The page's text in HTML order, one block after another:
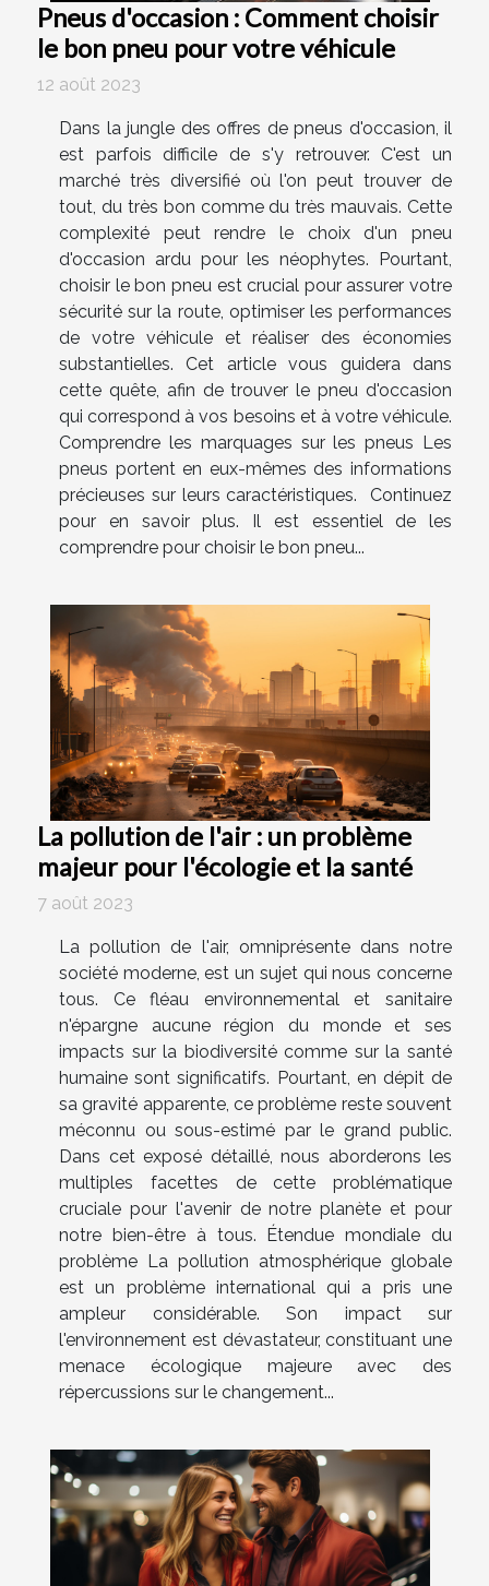
Pneus d'occasion : Comment choisir
le bon pneu pour votre véhicule
12 août 2023
Dans la jungle des offres de pneus d'occasion, il
est parfois difficile de s'y retrouver. C'est un
marché très diversifié où l'on peut trouver de
tout, du très bon comme du très mauvais. Cette
complexité peut rendre le choix d'un pneu
d'occasion ardu pour les néophytes. Pourtant,
choisir le bon pneu est crucial pour assurer votre
sécurité sur la route, optimiser les performances
de votre véhicule et réaliser des économies
substantielles. Cet article vous guidera dans
cette quête, afin de trouver le pneu d'occasion
qui correspond à vos besoins et à votre véhicule.
Comprendre les marquages sur les pneus Les
pneus portent en eux-mêmes des informations
précieuses sur leurs caractéristiques. Continuez
pour en savoir plus. Il est essentiel de les
comprendre pour choisir le bon pneu...
La pollution de l'air : un problème
majeur pour l'écologie et la santé
7 août 2023
La pollution de l'air, omniprésente dans notre
société moderne, est un sujet qui nous concerne
tous. Ce fléau environnemental et sanitaire
n'épargne aucune région du monde et ses
impacts sur la biodiversité comme sur la santé
humaine sont significatifs. Pourtant, en dépit de
sa gravité apparente, ce problème reste souvent
méconnu ou sous-estimé par le grand public.
Dans cet exposé détaillé, nous aborderons les
multiples facettes de cette problématique
cruciale pour l'avenir de notre planète et pour
notre bien-être à tous. Étendue mondiale du
problème La pollution atmosphérique globale
est un problème international qui a pris une
ampleur considérable. Son impact sur
l'environnement est dévastateur, constituant une
menace écologique majeure avec des
répercussions sur le changement...